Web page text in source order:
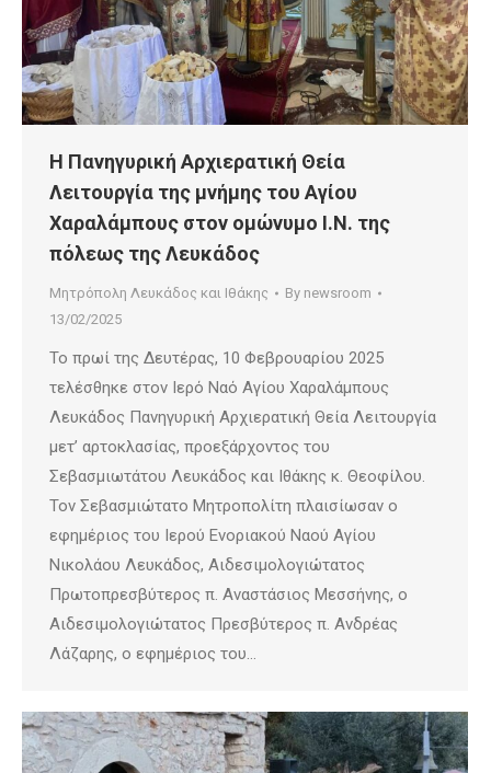
Η Πανηγυρική Αρχιερατική Θεία
Λειτουργία της μνήμης του Αγίου
Χαραλάμπους στον ομώνυμο Ι.Ν. της
πόλεως της Λευκάδος
Μητρόπολη Λευκάδος και Ιθάκης By newsroom
13/02/2025
Το πρωί της Δευτέρας, 10 Φεβρουαρίου 2025
τελέσθηκε στον Ιερό Ναό Αγίου Χαραλάμπους
Λευκάδος Πανηγυρική Αρχιερατική Θεία Λειτουργία
μετ’ αρτοκλασίας, προεξάρχοντος του
Σεβασμιωτάτου Λευκάδος και Ιθάκης κ. Θεοφίλου.
Τον Σεβασμιώτατο Μητροπολίτη πλαισίωσαν ο
εφημέριος του Ιερού Ενοριακού Ναού Αγίου
Νικολάου Λευκάδος, Αιδεσιμολογιώτατος
Πρωτοπρεσβύτερος π. Αναστάσιος Μεσσήνης, ο
Αιδεσιμολογιώτατος Πρεσβύτερος π. Ανδρέας
Λάζαρης, ο εφημέριος του…